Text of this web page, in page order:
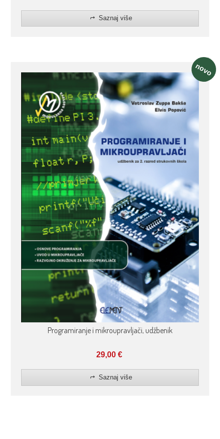
Saznaj više
novo
Programiranje i mikroupravljači, udžbenik
29,00 €
Saznaj više